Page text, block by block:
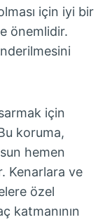
için iyi bir
önemlidir.
için
koruma,
hemen
Kenarlara ve
özel
katmanının